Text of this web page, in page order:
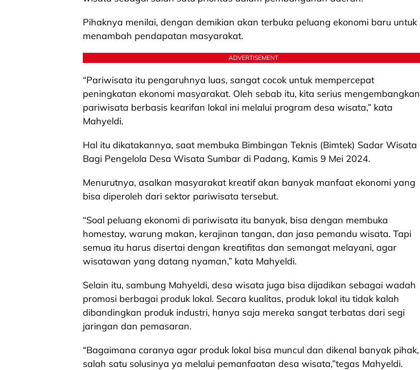
Pihaknya menilai, dengan demikian akan terbuka peluang ekonomi baru untuk
menambah pendapatan masyarakat.
ADVERTISEMENT
“Pariwisata itu pengaruhnya luas, sangat cocok untuk mempercepat
peningkatan ekonomi masyarakat. Oleh sebab itu, kita serius mengembangkan
pariwisata berbasis kearifan lokal ini melalui program desa wisata,” kata
Mahyeldi.
Hal itu dikatakannya, saat membuka Bimbingan Teknis (Bimtek) Sadar Wisata
Bagi Pengelola Desa Wisata Sumbar di Padang, Kamis 9 Mei 2024.
Menurutnya, asalkan masyarakat kreatif akan banyak manfaat ekonomi yang
bisa diperoleh dari sektor pariwisata tersebut.
“Soal peluang ekonomi di pariwisata itu banyak, bisa dengan membuka
homestay, warung makan, kerajinan tangan, dan jasa pemandu wisata. Tapi
semua itu harus disertai dengan kreatifitas dan semangat melayani, agar
wisatawan yang datang nyaman,” kata Mahyeldi.
Selain itu, sambung Mahyeldi, desa wisata juga bisa dijadikan sebagai wadah
promosi berbagai produk lokal. Secara kualitas, produk lokal itu tidak kalah
dibandingkan produk industri, hanya saja mereka sangat terbatas dari segi
jaringan dan pemasaran.
“Bagaimana caranya agar produk lokal bisa muncul dan dikenal banyak pihak,
salah satu solusinya ya melalui pemanfaatan desa wisata,”tegas Mahyeldi.